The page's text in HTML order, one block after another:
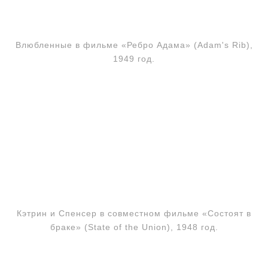
Влюбленные в фильме «Ребро Адама» (Adam's Rib),
1949 год.
Кэтрин и Спенсер в совместном фильме «Состоят в
браке» (State of the Union), 1948 год.